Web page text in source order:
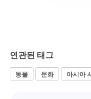
연관된 태그
동물 문화 아시아